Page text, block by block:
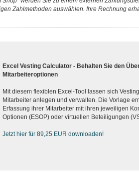
Zahlmethoden auswählen. Ihre Rechnung
Excel Vesting Calculator - Behalten Sie den
Mitarbeiteroptionen
Mit diesem flexiblen Excel-Tool lassen sich
Mitarbeiter anlegen und verwalten. Die Vorlage
Erfassung ihrer Mitarbeiter mit ihren jeweiligen
Optionen (ESOP) oder virtuellen Beteiligungen
Jetzt hier für 89,25 EUR downloaden!